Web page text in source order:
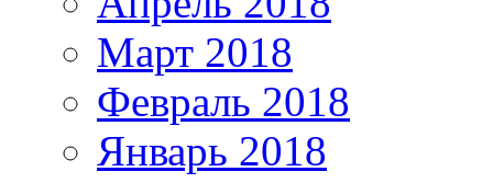
Март 2018
Февраль 2018
Январь 2018